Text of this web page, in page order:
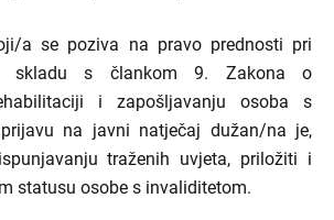
a se poziva na pravo prednosti pri
skladu s člankom 9. Zakona o
i zapošljavanju osoba s
na javni natječaj dužan/na je,
traženih uvjeta, priložiti i
statusu osobe s invaliditetom.